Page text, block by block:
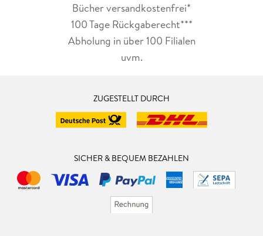
Bücher versandkostenfrei*
100 Tage Rückgaberecht***
Abholung in über 100 Filialen
uvm.
ZUGESTELLT DURCH
SICHER & BEQUEM BEZAHLEN